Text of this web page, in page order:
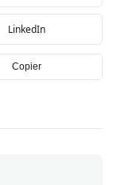
LinkedIn
Copier